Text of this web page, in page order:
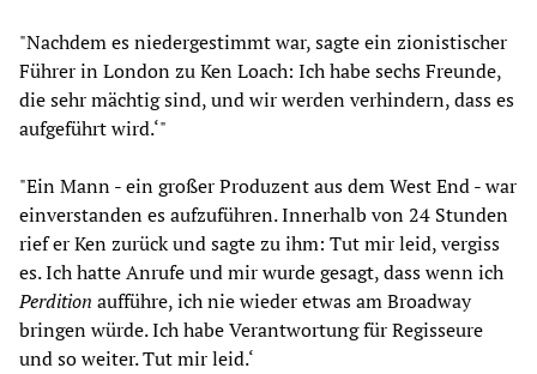
"Nachdem es niedergestimmt war, sagte ein zionistischer
Führer in London zu Ken Loach: Ich habe sechs Freunde,
die sehr mächtig sind, und wir werden verhindern, dass es
aufgeführt wird.‘"
"Ein Mann - ein großer Produzent aus dem West End - war
einverstanden es aufzuführen. Innerhalb von 24 Stunden
rief er Ken zurück und sagte zu ihm: Tut mir leid, vergiss
es. Ich hatte Anrufe und mir wurde gesagt, dass wenn ich
Perdition aufführe, ich nie wieder etwas am Broadway
bringen würde. Ich habe Verantwortung für Regisseure
und so weiter. Tut mir leid.‘